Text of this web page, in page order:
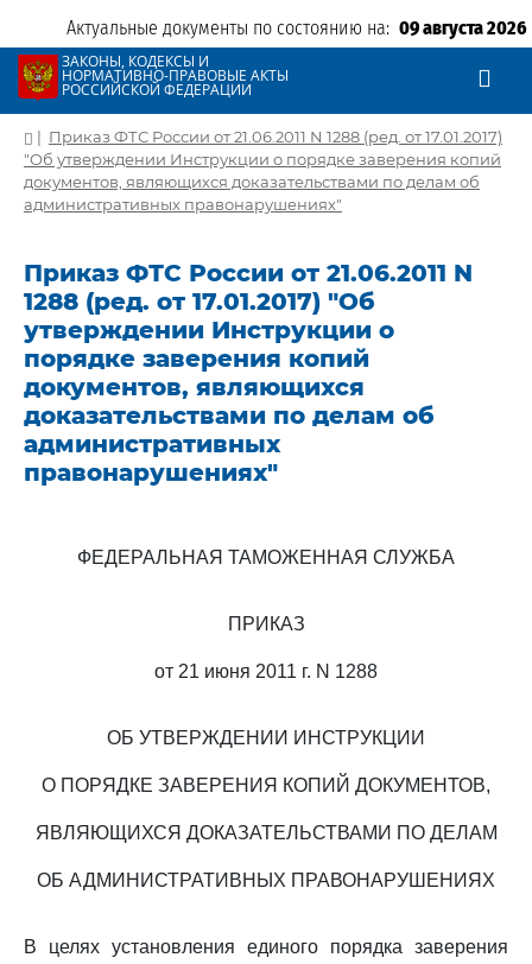
Актуальные документы по состоянию на: 09 августа 2026
ЗАКОНЫ, КОДЕКСЫ И
НОРМАТИВНО-ПРАВОВЫЕ АКТЫ
РОССИЙСКОЙ ФЕДЕРАЦИИ
| Приказ ФТС России от 21.06.2011 N 1288 (ред. от 17.01.2017)
"Об утверждении Инструкции о порядке заверения копий
документов, являющихся доказательствами по делам об
административных правонарушениях"
Приказ ФТС России от 21.06.2011 N
1288 (ред. от 17.01.2017) "Об
утверждении Инструкции о
порядке заверения копий
документов, являющихся
доказательствами по делам об
административных
правонарушениях"
ФЕДЕРАЛЬНАЯ ТАМОЖЕННАЯ СЛУЖБА
ПРИКАЗ
от 21 июня 2011 г. N 1288
ОБ УТВЕРЖДЕНИИ ИНСТРУКЦИИ
О ПОРЯДКЕ ЗАВЕРЕНИЯ КОПИЙ ДОКУМЕНТОВ,
ЯВЛЯЮЩИХСЯ ДОКАЗАТЕЛЬСТВАМИ ПО ДЕЛАМ
ОБ АДМИНИСТРАТИВНЫХ ПРАВОНАРУШЕНИЯХ
В целях установления единого порядка заверения